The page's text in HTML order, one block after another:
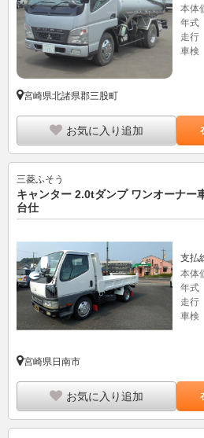
本体
年式
走行
車検
宮崎県北諸県郡三股町
お気に入り追加
三菱ふそう
キャンター 2.0tダンプ ワンオーナー
台仕
支払
本体
年式
走行
車検
宮崎県日南市
お気に入り追加